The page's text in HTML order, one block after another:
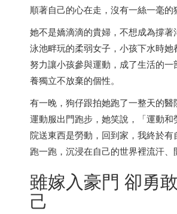
順著自己的心在走，沒有一絲一毫的
她不是嬌滴滴的貴婦，不想成為撐著
泳池畔玩的柔弱女子，小孩下水時她
努力讓小孩參與運動，成了生活的一
養獨立不放棄的個性。
有一晚，狗仔跟拍她跑了一整天的醫
運動服出門跑步，她笑說，「運動和
院送東西是勞動，回到家，我終於有
跑一跑，沉浸在自己的世界裡流汗、
雖嫁入豪門 卻勇
己